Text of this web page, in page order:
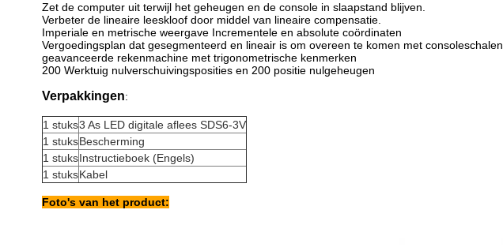
Zet de computer uit terwijl het geheugen en de console in slaapstand blijven.
Verbeter de lineaire leeskloof door middel van lineaire compensatie.
Imperiale en metrische weergave Incrementele en absolute coördinaten
Vergoedingsplan dat gesegmenteerd en lineair is om overeen te komen met consoleschalen
geavanceerde rekenmachine met trigonometrische kenmerken
200 Werktuig nulverschuivingsposities en 200 positie nulgeheugen
Verpakkingen:
1 stuks3 As LED digitale aflees SDS6-3V
1 stuksBescherming
1 stuksInstructieboek (Engels)
1 stuksKabel
Foto's van het product: